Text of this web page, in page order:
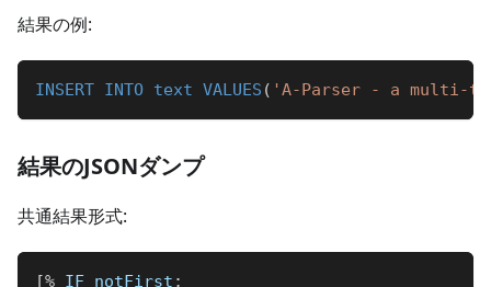
結果の例:
INSERT INTO text VALUES ( 'A-Parser - a multi-
結果のJSONダンプ
共通結果形式:
[% IF notFirst ;